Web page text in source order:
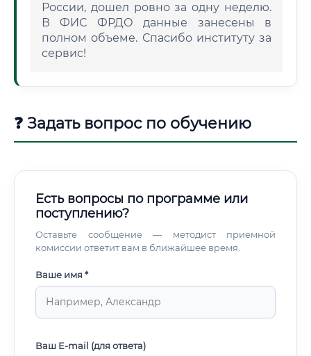
России, дошел ровно за одну неделю.
В ФИС ФРДО данные занесены в
полном объеме. Спасибо институту за
сервис!
❓ Задать вопрос по обучению
Есть вопросы по программе или
поступлению?
Оставьте сообщение — методист приемной
комиссии ответит вам в ближайшее время.
Ваше имя *
Ваш E-mail (для ответа)